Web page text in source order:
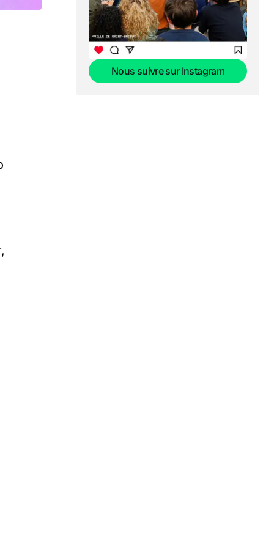
Nous suivre sur Instagram